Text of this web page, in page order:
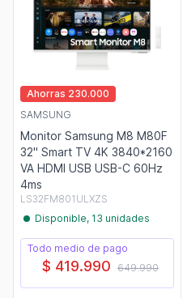
Ahorras 230.000
SAMSUNG
Monitor Samsung M8 M80F
32" Smart TV 4K 3840*2160
VA HDMI USB USB-C 60Hz
4ms
LS32FM801ULXZS
Disponible, 13 unidades
Todo medio de pago
$ 419.990 649.990